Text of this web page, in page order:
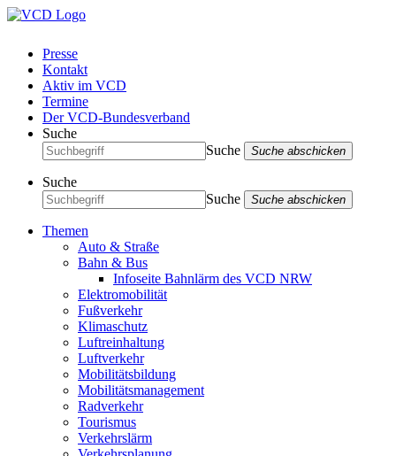
Presse
Kontakt
Aktiv im VCD
Termine
Der VCD-Bundesverband
Suche
Suche
Suche abschicken
Suche
Suche
Suche abschicken
Themen
Auto & Straße
Bahn & Bus
Infoseite Bahnlärm des VCD NRW
Elektromobilität
Fußverkehr
Klimaschutz
Luftreinhaltung
Luftverkehr
Mobilitätsbildung
Mobilitätsmanagement
Radverkehr
Tourismus
Verkehrslärm